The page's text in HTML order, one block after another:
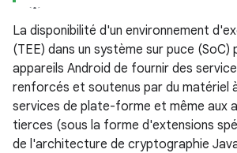
La disponibilité d'un environnement
(TEE) dans un système sur puce (SoC)
appareils Android de fournir des
renforcés et soutenus par du matériel
services de plate-forme et même aux
tierces (sous la forme d'extensions
de l'architecture de cryptographie